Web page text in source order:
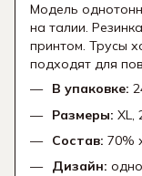
Модель
на талии.
принтом. Трусы
подходят для
В упаковке:
Размеры: XL,
Состав: 70%
Дизайн: